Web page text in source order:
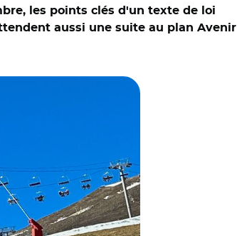
les points clés d'un texte de loi
aussi une suite au plan Avenir